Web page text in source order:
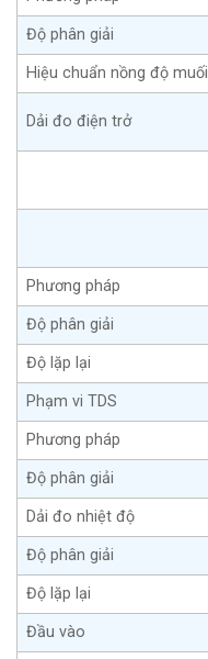
Độ phân giải
Hiệu chuẩn nồng độ muối
Dải đo điện trở
Phương pháp
Độ phân giải
Độ lặp lại
Phạm vi TDS
Phương pháp
Độ phân giải
Dải đo nhiệt độ
Độ phân giải
Độ lặp lại
Đầu vào